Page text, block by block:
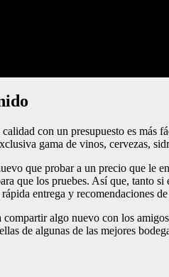
con un presupuesto es
gama de vinos, cervezas,
que probar a un precio que le
que los pruebes. Así que, tanto
entrega y recomendaciones
algo nuevo con los
de algunas de las mejores